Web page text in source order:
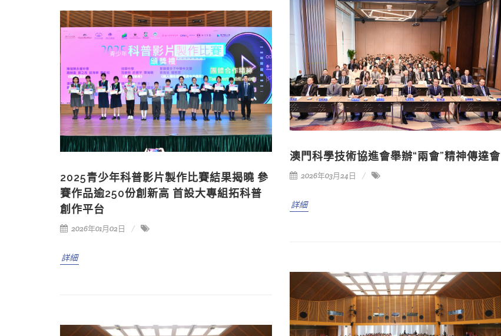
澳門科學技術協進會舉辦“兩會”精神傳達會
2026年03月24日
詳細
2025青少年科普影片製作比賽結果揭曉 參
賽作品逾250份創新高 首設大專組拓科普
創作平台
2026年01月02日
詳細